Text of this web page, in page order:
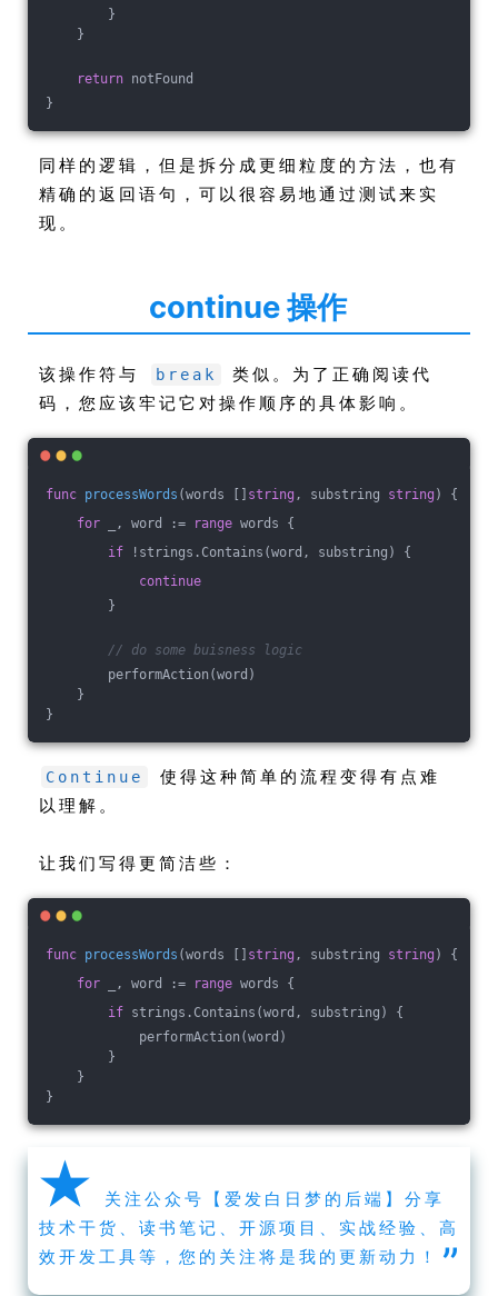
}
}
return notFound
}
同样的逻辑，但是拆分成更细粒度的方法，也有
精确的返回语句，可以很容易地通过测试来实
现。
continue 操作
该操作符与 break
类似。为了正确阅读代
码，您应该牢记它对操作顺序的具体影响。
func processWords (words [] string , substring string )
{
for _, word := range words {
if !strings.Contains(word, substring) {
continue
}
// do some buisness logic
performAction(word)
}
}
Continue
使得这种简单的流程变得有点难
以理解。
让我们写得更简洁些：
func processWords (words [] string , substring string )
{
for _, word := range words {
if strings.Contains(word, substring) {
performAction(word)
}
}
}
★
关注公众号【爱发白日梦的后端】分享
技术干货、读书笔记、开源项目、实战经验、高
效开发工具等，您的关注将是我的更新动力！
”